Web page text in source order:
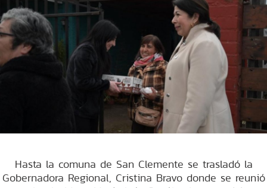
Hasta la comuna de San Clemente se trasladó la
Gobernadora Regional, Cristina Bravo donde se reunió